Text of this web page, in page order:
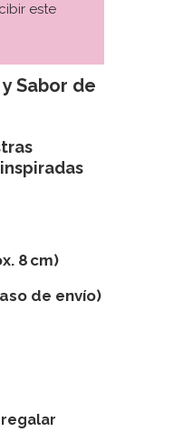
este
Sabor de
8 cm)
de envío)